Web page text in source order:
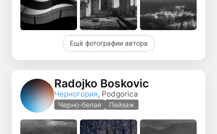
Ещё фотографии автора
Radojko Boskovic
Черногория, Podgorica
Черно-белая Пейзаж